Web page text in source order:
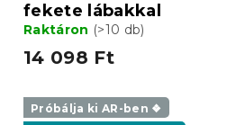
fekete lábakkal
Raktáron (>10 db)
14 098 Ft
Próbálja ki AR-ben ❖